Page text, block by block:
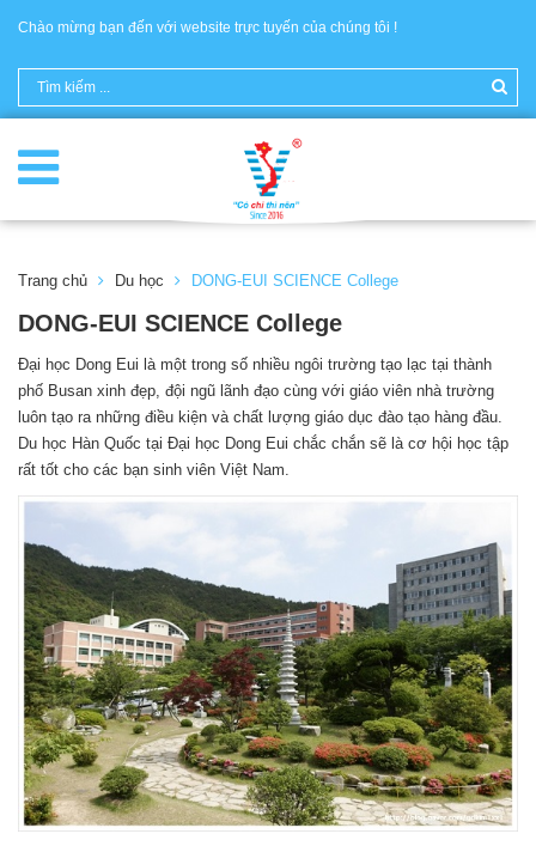
Chào mừng bạn đến với website trực tuyến của chúng tôi !
Trang chủ Du học DONG-EUI SCIENCE College
DONG-EUI SCIENCE College
Đại học Dong Eui là một trong số nhiều ngôi trường tạo lạc tại thành
phố Busan xinh đẹp, đội ngũ lãnh đạo cùng với giáo viên nhà trường
luôn tạo ra những điều kiện và chất lượng giáo dục đào tạo hàng đầu.
Du học Hàn Quốc tại Đại học Dong Eui chắc chắn sẽ là cơ hội học tập
rất tốt cho các bạn sinh viên Việt Nam.